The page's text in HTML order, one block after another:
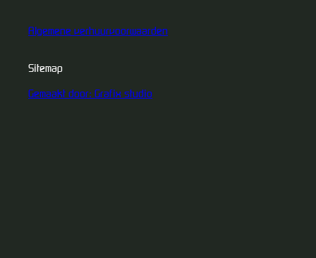
Algemene verhuurvoorwaarden
Sitemap
Gemaakt door: Grafix studio